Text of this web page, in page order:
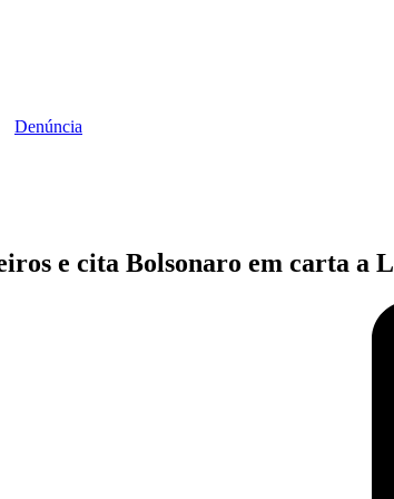
Denúncia
e cita Bolsonaro em carta a